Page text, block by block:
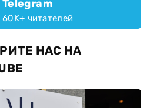
Telegram
60K+ читателей
НАС НА